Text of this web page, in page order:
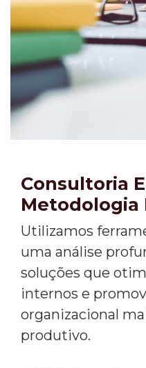
Consultoria
Metodologia
Utilizamos
uma análise
soluções que
internos e
organizacional
produtivo.